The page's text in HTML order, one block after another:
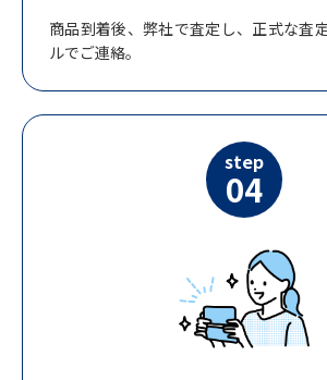
商品到着後、弊社で査定し、正式な査
ルでご連絡。
step
04